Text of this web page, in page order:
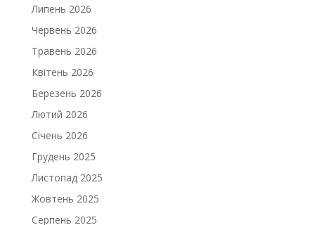
Липень 2026
Червень 2026
Травень 2026
Квітень 2026
Березень 2026
Лютий 2026
Січень 2026
Грудень 2025
Листопад 2025
Жовтень 2025
Серпень 2025